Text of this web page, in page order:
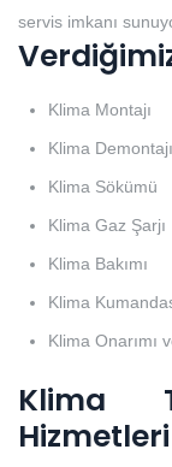
servis imkanı
Klima Montajı
Klima Demontajı
Klima Sökümü
Klima Gaz Şarjı
Klima Bakımı
Klima
Klima Onarımı
Klima
Hizmetleri